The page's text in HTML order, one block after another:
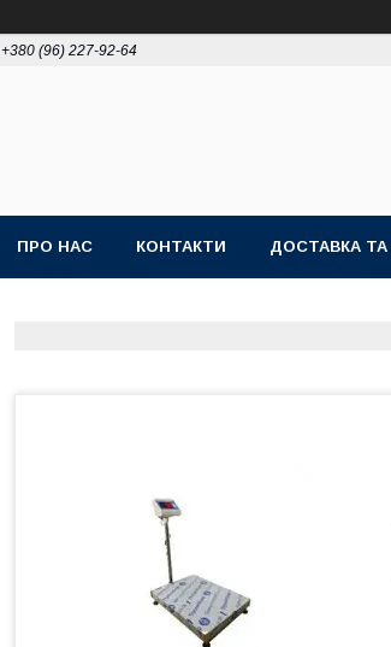
+380 (96) 227-92-64
ПРО НАС КОНТАКТИ ДОСТАВКА